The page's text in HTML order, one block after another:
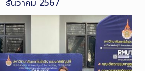
ธันวาคม 2567